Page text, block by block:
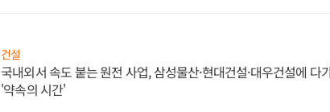
건설
국내외서 속도 붙는 원전 사업, 삼성물산·현대건설·대우건설에 다
'약속의 시간'